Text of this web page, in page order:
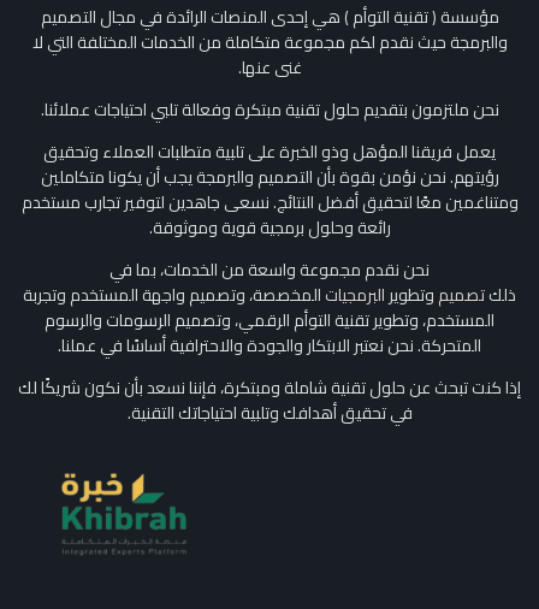
مؤسسة ( تقنية التوأم ) هي إحدى المنصات الرائدة في مجال التصميم
والبرمجة حيث نقدم لكم مجموعة متكاملة من الخدمات المختلفة التي لا
غنى عنها.
نحن ملتزمون بتقديم حلول تقنية مبتكرة وفعالة تلبي احتياجات عملائنا.
يعمل فريقنا المؤهل وذو الخبرة على تلبية متطلبات العملاء وتحقيق
رؤيتهم. نحن نؤمن بقوة بأن التصميم والبرمجة يجب أن يكونا متكاملين
ومتناغمين معًا لتحقيق أفضل النتائج. نسعى جاهدين لتوفير تجارب مستخدم
رائعة وحلول برمجية قوية وموثوقة.
نحن نقدم مجموعة واسعة من الخدمات، بما في
ذلكتصميموتطويرالبرمجياتالمخصصة، وتصميم واجهة المستخدم وتجربة
المستخدم، وتطوير تقنية التوأم الرقمي، وتصميم الرسومات والرسوم
المتحركة. نحن نعتبر الابتكار والجودة والاحترافية أساسًا في عملنا.
إذا كنت تبحث عن حلول تقنية شاملة ومبتكرة، فإننا نسعد بأن نكون شريكًا لك
في تحقيق أهدافك وتلبية احتياجاتك التقنية.